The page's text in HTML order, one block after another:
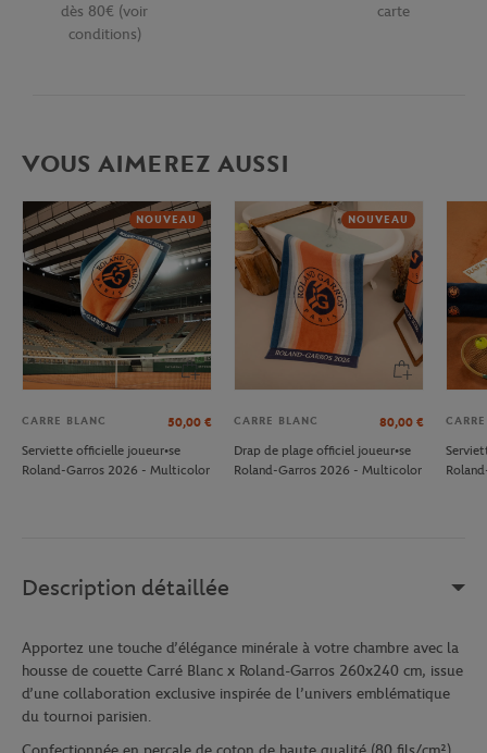
dès 80€ (voir
conditions)
carte
VOUS AIMEREZ AUSSI
NOUVEAU
CARRE BLANC 50,00 €
Serviette officielle joueur•se
Roland-Garros 2026 - Multicolor
NOUVEAU
CARRE BLANC 80,00 €
Drap de plage officiel joueur•se
Roland-Garros 2026 - Multicolor
Description détaillée
Apportez une touche d’élégance minérale à votre chambre avec la
housse de couette Carré Blanc x Roland-Garros 260x240 cm, issue
d’une collaboration exclusive inspirée de l’univers emblématique
du tournoi parisien.